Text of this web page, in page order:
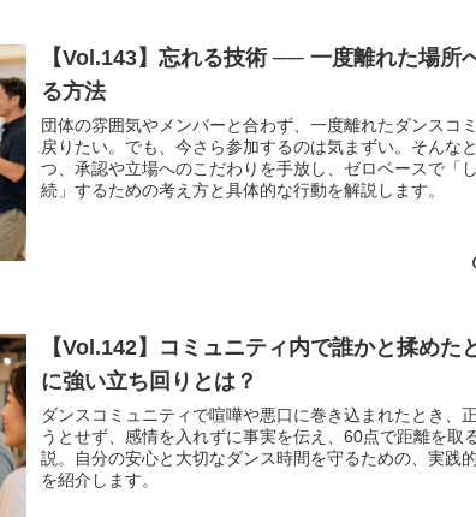
【Vol.143】忘れる技術 ── 一度離れた場所
る方法
団体の雰囲気やメンバーと合わず、一度離れたダンスコ
戻りたい。でも、今さら参加するのは気まずい。そんな
つ、承認や立場へのこだわりを手放し、ゼロベースで「
続」するための考え方と具体的な行動を解説します。
【Vol.142】コミュニティ内で誰かと揉めた
に強い立ち回りとは？
ダンスコミュニティで喧嘩や悪口に巻き込まれたとき、
うとせず、感情を入れずに事実を伝え、60点で距離を取
説。自分の安心と大切なダンス時間を守るための、実践
を紹介します。